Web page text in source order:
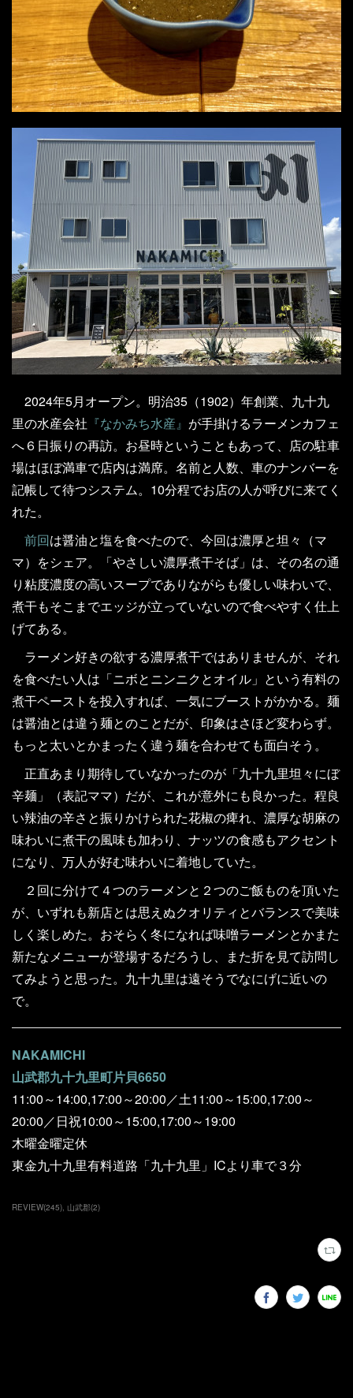
2024年5月オープン。明治35（1902）年創業、九十九
里の水産会社 『なかみち水産』 が手掛けるラーメンカフェ
へ６日振りの再訪。お昼時ということもあって、店の駐車
場はほぼ満車で店内は満席。名前と人数、車のナンバーを
記帳して待つシステム。10分程でお店の人が呼びに来てく
れた。
前回は醤油と塩を食べたので、今回は濃厚と坦々（マ
マ）をシェア。「やさしい濃厚煮干そば」は、その名の通
り粘度濃度の高いスープでありながらも優しい味わいで、
煮干もそこまでエッジが立っていないので食べやすく仕上
げてある。
ラーメン好きの欲する濃厚煮干ではありませんが、それ
を食べたい人は「ニボとニンニクとオイル」という有料の
煮干ペーストを投入すれば、一気にブーストがかかる。麺
は醤油とは違う麺とのことだが、印象はさほど変わらず。
もっと太いとかまったく違う麺を合わせても面白そう。
正直あまり期待していなかったのが「九十九里坦々にぼ
辛麺」（表記ママ）だが、これが意外にも良かった。程良
い辣油の辛さと振りかけられた花椒の痺れ、濃厚な胡麻の
味わいに煮干の風味も加わり、ナッツの食感もアクセント
になり、万人が好む味わいに着地していた。
２回に分けて４つのラーメンと２つのご飯ものを頂いた
が、いずれも新店とは思えぬクオリティとバランスで美味
しく楽しめた。おそらく冬になれば味噌ラーメンとかまた
新たなメニューが登場するだろうし、また折を見て訪問し
てみようと思った。九十九里は遠そうでなにげに近いの
で。
NAKAMICHI
山武郡九十九里町片貝6650
11:00～14:00,17:00～20:00／土11:00～15:00,17:00～
20:00／日祝10:00～15:00,17:00～19:00
木曜金曜定休
東金九十九里有料道路「九十九里」ICより車で３分
REVIEW(245) 山武郡(2)